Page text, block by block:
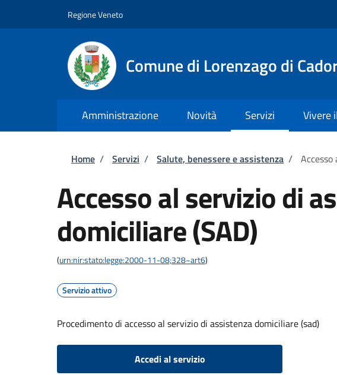
Regione Veneto
Comune di Lorenzago di
Amministrazione Novità Servizi Vivere
Briciole di pane
Home / Servizi / Salute, benessere e assistenza /
Accesso al servizio di
domiciliare (SAD)
(urn:nir:stato:legge:2000-11-08;328~art6)
Servizio attivo
Procedimento di accesso al servizio di assistenza domiciliare (sad)
Accedi al servizio